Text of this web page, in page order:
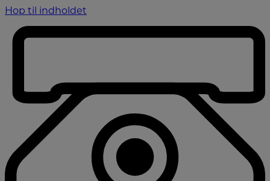
Hop til indholdet